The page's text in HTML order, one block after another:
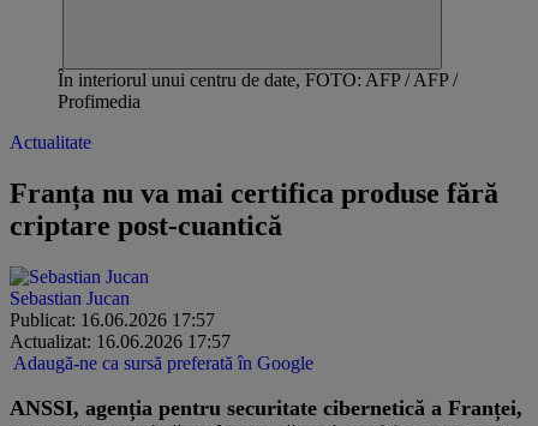
În interiorul unui centru de date, FOTO: AFP / AFP /
Profimedia
Actualitate
Franța nu va mai certifica produse fără
criptare post-cuantică
Sebastian Jucan
Publicat: 16.06.2026 17:57
Actualizat: 16.06.2026 17:57
Adaugă-ne ca sursă preferată în Google
ANSSI, agenția pentru securitate cibernetică a Franței,